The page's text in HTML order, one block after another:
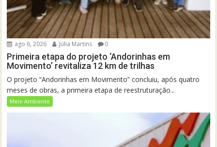
ago 6, 2026 Júlia Martins 0
Primeira etapa do projeto ‘Andorinhas em
Movimento’ revitaliza 12 km de trilhas
O projeto “Andorinhas em Movimento” concluiu, após quatro
meses de obras, a primeira etapa de reestruturação...
Meio Ambiente